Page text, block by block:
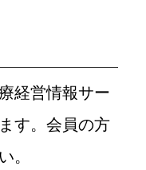
経営情報サー
す。会員の方
。